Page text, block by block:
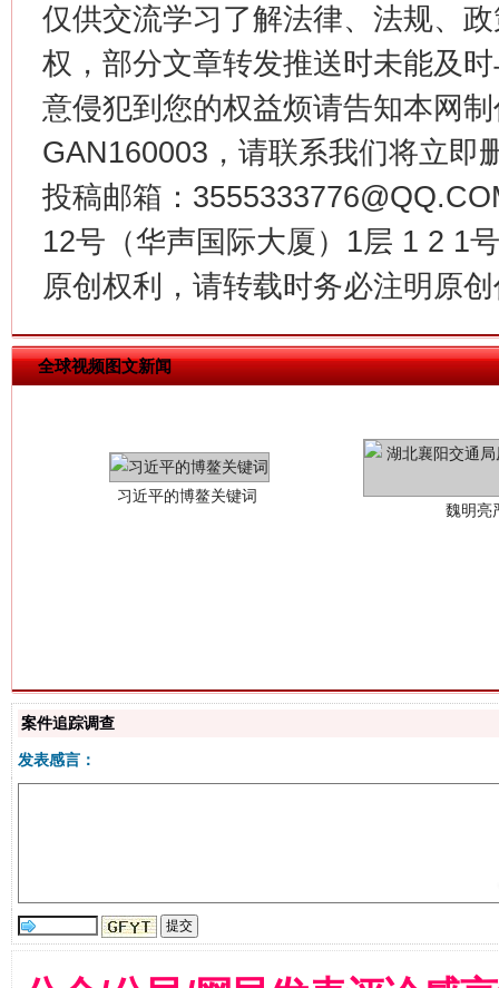
仅供交流学习了解法律、法规、
权，部分文章转发推送时未能及
意侵犯到您的权益烦请告知本网
GAN160003，请联系我们将立即
投稿邮箱：
12号（华声国际大厦）1层 1 2 1
原创权利，请转载时务必注明原
全球视频图文新闻
在谋一域中谋全局
今
习近平的博鳌关键词
魏明亮
揭批美国五大"原罪"
案件追踪调查
发表感言：